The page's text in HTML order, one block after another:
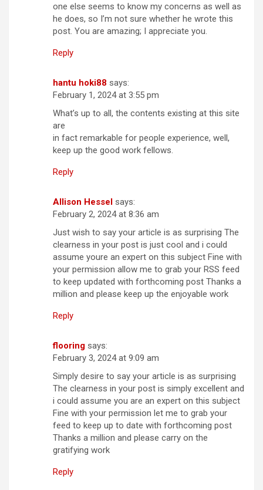
one else seems to know my concerns as well as
he does, so I’m not sure whether he wrote this
post. You are amazing; I appreciate you.
Reply
hantu hoki88 says:
February 1, 2024 at 3:55 pm
What’s up to all, the contents existing at this site
are
in fact remarkable for people experience, well,
keep up the good work fellows.
Reply
Allison Hessel says:
February 2, 2024 at 8:36 am
Just wish to say your article is as surprising The
clearness in your post is just cool and i could
assume youre an expert on this subject Fine with
your permission allow me to grab your RSS feed
to keep updated with forthcoming post Thanks a
million and please keep up the enjoyable work
Reply
flooring says:
February 3, 2024 at 9:09 am
Simply desire to say your article is as surprising
The clearness in your post is simply excellent and
i could assume you are an expert on this subject
Fine with your permission let me to grab your
feed to keep up to date with forthcoming post
Thanks a million and please carry on the
gratifying work
Reply